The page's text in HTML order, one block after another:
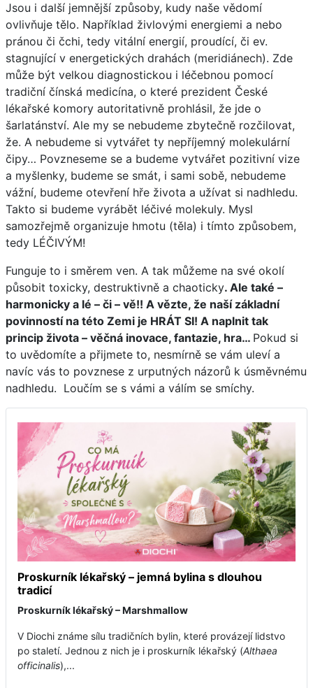
Jsou i další jemnější způsoby, kudy naše vědomí
ovlivňuje tělo. Například živlovými energiemi a nebo
pránou či čchi, tedy vitální energií, proudící, či ev.
stagnující v energetických drahách (meridiánech). Zde
může být velkou diagnostickou i léčebnou pomocí
tradiční čínská medicína, o které prezident České
lékařské komory autoritativně prohlásil, že jde o
šarlatánství. Ale my se nebudeme zbytečně rozčilovat,
že. A nebudeme si vytvářet ty nepříjemný molekulární
čipy… Povzneseme se a budeme vytvářet pozitivní vize
a myšlenky, budeme se smát, i sami sobě, nebudeme
vážní, budeme otevření hře života a užívat si nadhledu.
Takto si budeme vyrábět léčivé molekuly. Mysl
samozřejmě organizuje hmotu (těla) i tímto způsobem,
tedy LÉČIVÝM!
Funguje to i směrem ven. A tak můžeme na své okolí
působit toxicky, destruktivně a chaoticky. Ale také –
harmonicky a lé – či – vě!! A vězte, že naší základní
povinností na této Zemi je HRÁT SI! A naplnit tak
princip života – věčná inovace, fantazie, hra… Pokud si
to uvědomíte a přijmete to, nesmírně se vám uleví a
navíc vás to povznese z urputných názorů k úsměvnému
nadhledu. Loučím se s vámi a válím se smíchy.
Proskurník lékařský – jemná bylina s dlouhou
tradicí
Proskurník lékařský – Marshmallow
V Diochi známe sílu tradičních bylin, které provázejí lidstvo
po staletí. Jednou z nich je i proskurník lékařský (Althaea
officinalis),...